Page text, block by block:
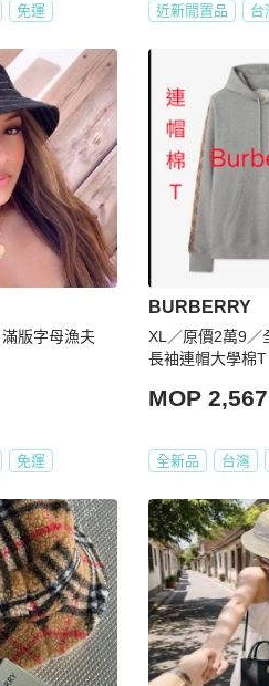
免運 近新閒置品 台
版字母漁夫
免運
BURBERRY
XL／原價2萬9／
長袖連帽大學棉T
MOP 2,567
全新品 台灣